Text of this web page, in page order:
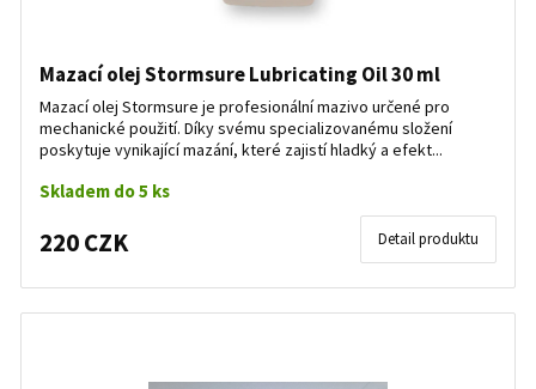
Mazací olej Stormsure Lubricating Oil 30 ml
Mazací olej Stormsure je profesionální mazivo určené pro
mechanické použití. Díky svému specializovanému složení
poskytuje vynikající mazání, které zajistí hladký a efekt...
Skladem do 5 ks
220 CZK Detail produktu